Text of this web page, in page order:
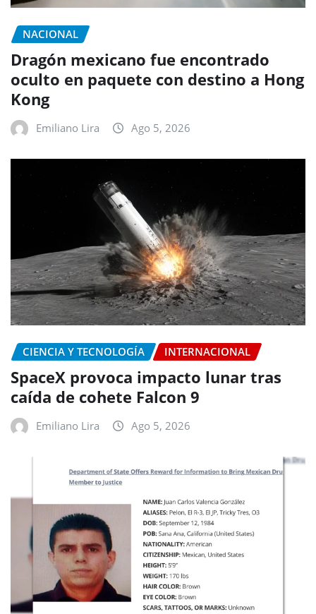
NACIONAL
Dragón mexicano fue encontrado
oculto en paquete con destino a Hong
Kong
Emiliano Lira Ago 5, 2026
CIENCIA Y TECNOLOGÍA INTERNACIONAL
SpaceX provoca impacto lunar tras
caída de cohete Falcon 9
Emiliano Lira Ago 5, 2026